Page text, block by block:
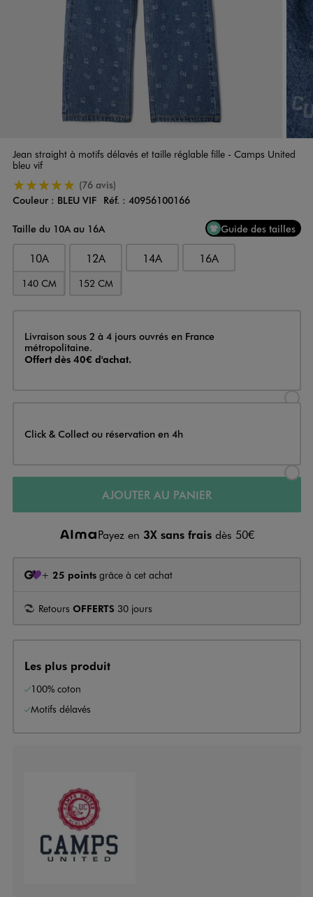
Jean straight à motifs délavés et taille réglable fille - Camps United
bleu vif
5/5 de moyenne(76 avis)
Couleur
Couleur : BLEU VIF Réf. : 40956100166
Taille du 10A au 16A
Guide des tailles
10A
140 CM
12A
152 CM
14A 16A
Livraison
Livraison sous 2 à 4 jours ouvrés en France
métropolitaine.
Offert dès 40€ d'achat.
Click & Collect ou réservation en 4h
AJOUTER AU PANIER
Payez en 3X sans frais dès 50€
+ 25 points grâce à cet achat
Retours OFFERTS 30 jours
Les plus produit
100% coton
Motifs délavés